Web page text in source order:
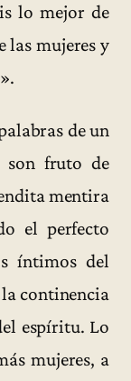
lo mejor de
las mujeres y
de un
son fruto de
mentira
el perfecto
íntimos del
continencia
espíritu. Lo
mujeres, a